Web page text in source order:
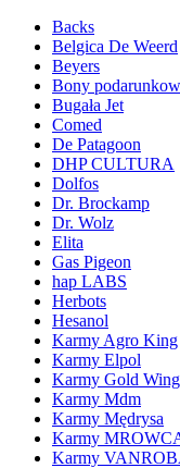
Backs
Belgica De Weerd
Beyers
Bony
Bugała Jet
Comed
De Patagoon
DHP CULTURA
Dolfos
Dr. Brockamp
Dr. Wolz
Elita
Gas Pigeon
hap LABS
Herbots
Hesanol
Karmy Agro King
Karmy Elpol
Karmy Gold
Karmy Mdm
Karmy Mędrysa
Karmy
Karmy